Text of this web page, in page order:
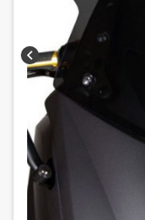
chevron_left